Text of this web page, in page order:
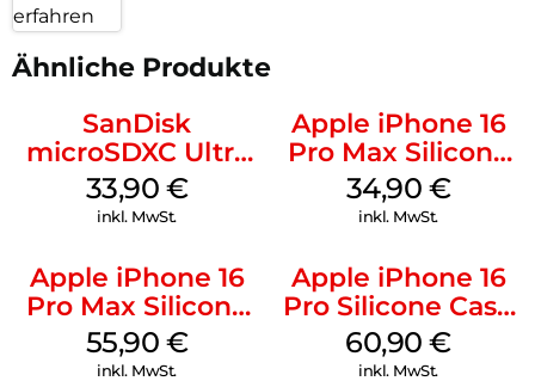
erfahren
Ähnliche Produkte
SanDisk
microSDXC Ultra
128 GB + Adapter
Mobile
33,90 €
inkl. MwSt.
Apple iPhone 16
Pro Max Silicone
Case MagSafe
Denim
34,90 €
inkl. MwSt.
Apple iPhone 16
Pro Max Silicone
Case MagSafe
Stone Gray
55,90 €
inkl. MwSt.
Apple iPhone 16
Pro Silicone Case
MagSafe Stone
Gray
60,90€
inkl. MwSt.